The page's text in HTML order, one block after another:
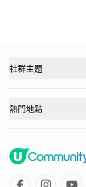
社群主題
熱門地點